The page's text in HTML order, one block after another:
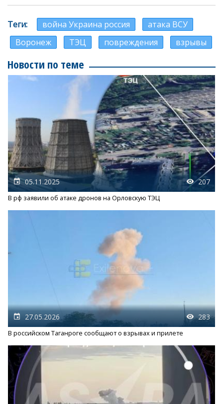
Теги война Украина россия
атака ВСУ
Воронеж
ТЭЦ повреждения взрывы
Новости по теме
05.11.2025 207
В рф заявили об атаке дронов на Орловскую ТЭЦ
27.05.2026 283
В российском Таганроге сообщают о взрывах и прилете